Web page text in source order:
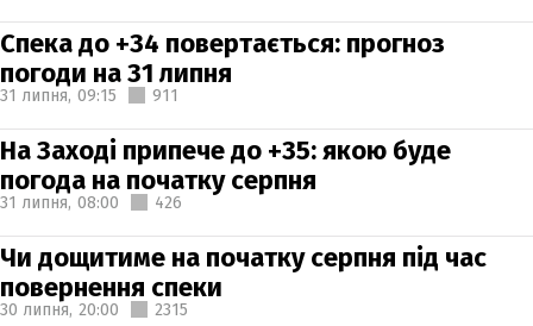
Спека до +34 повертається: прогноз
погоди на 31 липня
31 липня, 09:15 911
На Заході припече до +35: якою буде
погода на початку серпня
31 липня, 08:00 426
Чи дощитиме на початку серпня під час
повернення спеки
30 липня, 20:00 2315